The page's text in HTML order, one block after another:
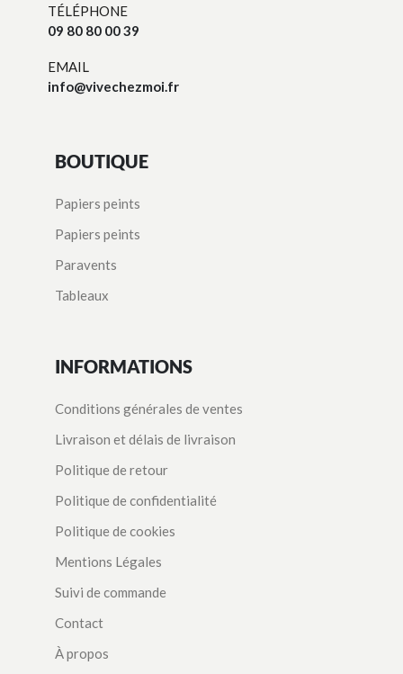
TÉLÉPHONE
09 80 80 00 39
EMAIL
info@vivechezmoi.fr
BOUTIQUE
Papiers peints
Papiers peints
Paravents
Tableaux
INFORMATIONS
Conditions générales de ventes
Livraison et délais de livraison
Politique de retour
Politique de confidentialité
Politique de cookies
Mentions Légales
Suivi de commande
Contact
À propos